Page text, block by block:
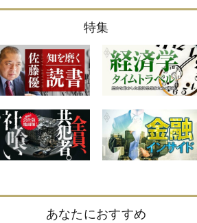
特集
あなたにおすすめ